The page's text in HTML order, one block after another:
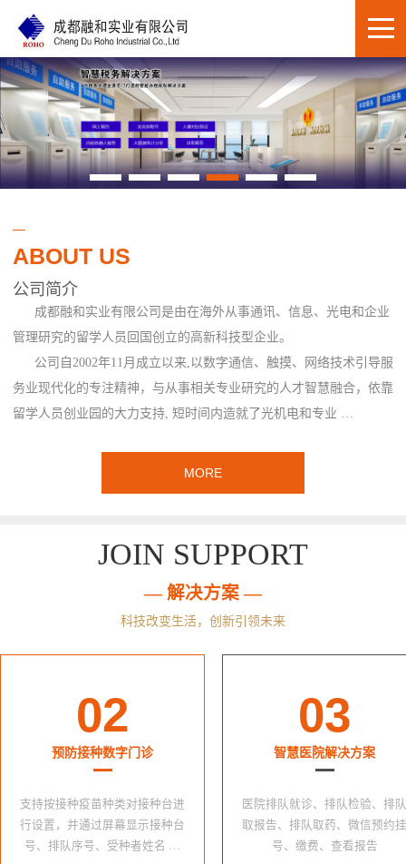
ABOUT US
公司简介
成都融和实业有限公司是由在海外从事通讯、信息、光电和企业
管理研究的留学人员回国创立的高新科技型企业。
公司自2002年11月成立以来,以数字通信、触摸、网络技术引导服
务业现代化的专注精神，与从事相关专业研究的人才智慧融合，依靠
留学人员创业园的大力支持, 短时间内造就了光机电和专业 …
MORE
JOIN SUPPORT
— 解决方案 —
科技改变生活，创新引领未来
02
预防接种数字门诊
支持按接种疫苗种类对接种台进
行设置，并通过屏幕显示接种台
号、排队序号、受种者姓名 …
03
智慧医院解决方案
医院排队就诊、排队检验、排队
取报告、排队取药、微信预约挂
号、缴费、查看报告